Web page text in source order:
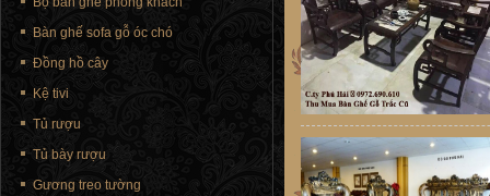
Bàn ghế sofa gỗ óc chó
Đồng hồ cây
Kệ tivi
Tủ rượu
Tủ bày rượu
Gương treo tường